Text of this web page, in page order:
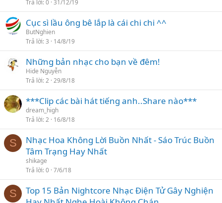
Trả lời 0 31/12/19
Cục sì lầu ông bê lắp là cái chi chi ^^
ButNghien
Trả lời 3 14/8/19
Những bản nhạc cho bạn về đêm!
Hide Nguyễn
Trả lời 2 29/8/18
***Clip các bài hát tiếng anh..Share nào***
dream_high
Trả lời 2 16/8/18
S
Nhạc Hoa Không Lời Buồn Nhất - Sáo Trúc Buồn
Tâm Trạng Hay Nhất
shikage
Trả lời 0 7/6/18
S
Top 15 Bản Nightcore Nhạc Điện Tử Gây Nghiện